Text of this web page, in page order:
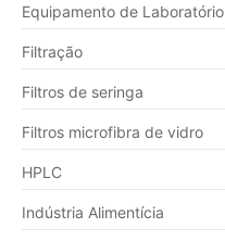
Equipamento de Laboratório
Filtração
Filtros de seringa
Filtros microfibra de vidro
HPLC
Indústria Alimentícia